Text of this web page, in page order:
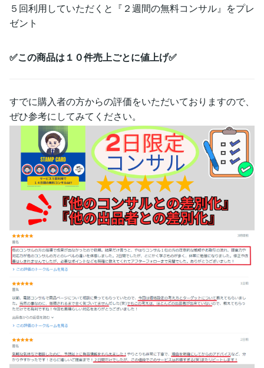
５回利用していただくと『２週間の無料コンサル』をプレ
ゼント
✅この商品は１０件売上ごとに値上げ✅
すでに購入者の方からの評価をいただいておりますので、
ぜひ参考にしてみてください。